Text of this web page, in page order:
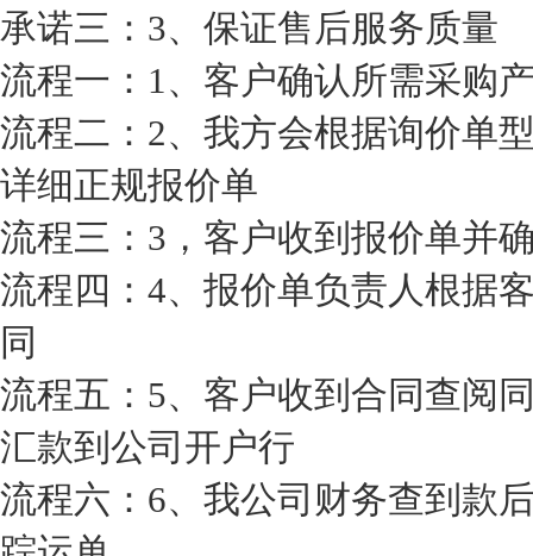
承诺三：3、保证售后服务质量
流程一：1、客户确认所需采购
流程二：2、我方会根据询价单
详细正规报价单
流程三：3，客户收到报价单并
流程四：4、报价单负责人根据
同
流程五：5、客户收到合同查阅
汇款到公司开户行
流程六：6、我公司财务查到款